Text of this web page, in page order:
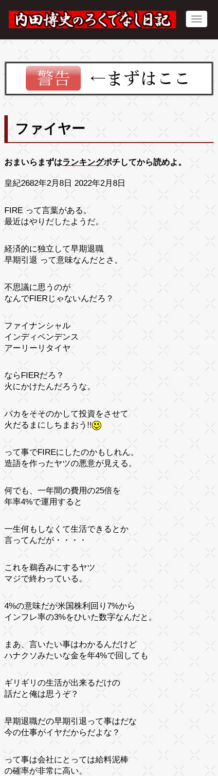
ファイヤー
おまいらまずはランキングポチしてから読めよ。
皇紀2682年2月8日 2022年2月8日
FIRE って言葉がある。
最近はやりだしたようだ。
経済的に独立して早期退職
早期引退 って意味なんだとさ。
不思議に思うのが
なんでFIERじゃないんだろ？
ファイナンシャル
インディペンデンス
アーリーリタイヤ
ならFIERだろ？
火にかけたんだろうな。
バカをそそのかして投資をさせて
火だるまにしちまおう!!
って事でFIREにしたのかもしれん。
造語を作ったヤツの悪意が見える。
何でも、一年間の費用の25倍を
年率4%で運用すると
一生何もしなくて生活できるとか
言ってんだが・・・・
これを鵜呑みにするヤツ
マジで終わっている。
4%の意味だが米国株利回り7%から
インフレ率の3%をひいた数字なんだと。
まあ、言いたい事はわかるんだけど
ハナクソみたいな金を年4%で回しても
ギリギリの生活が出来るだけの
話だと俺は思うぞ？
早期退職だの早期引退って事はだな
今の仕事がイヤだからだよな？
って事は会社にとっては給料泥棒
の確率が非常に高い。